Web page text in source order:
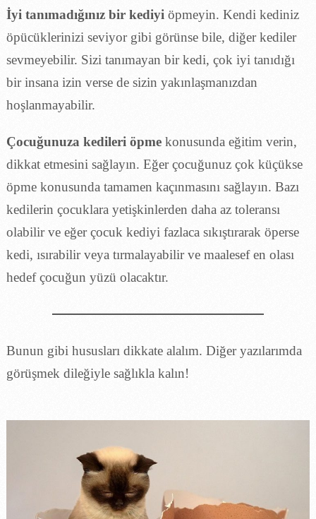
İyi tanımadığınız bir kediyi öpmeyin. Kendi kediniz
öpücüklerinizi seviyor gibi görünse bile, diğer kediler
sevmeyebilir. Sizi tanımayan bir kedi, çok iyi tanıdığı
bir insana izin verse de sizin yakınlaşmanızdan
hoşlanmayabilir.
Çocuğunuza kedileri öpmekonusunda eğitim verin,
dikkat etmesini sağlayın. Eğer çocuğunuz çok küçükse
öpme konusunda tamamen kaçınmasını sağlayın. Bazı
kedilerin çocuklara yetişkinlerden daha az toleransı
olabilir ve eğer çocuk kediyi fazlaca sıkıştırarak öperse
kedi, ısırabilir veya tırmalayabilir ve maalesef en olası
hedef çocuğun yüzü olacaktır.
Bunun gibi hususları dikkate alalım. Diğer yazılarımda
görüşmek dileğiyle sağlıkla kalın!